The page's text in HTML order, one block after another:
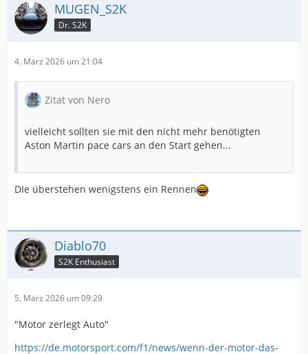
MUGEN_S2K
Dr. S2K
4. März 2026 um 21:04
Zitat von Nero
vielleicht sollten sie mit den nicht mehr benötigten
Aston Martin pace cars an den Start gehen...
DIe überstehen wenigstens ein Rennen
Diablo70
S2K Enthusiast
5. März 2026 um 09:29
"Motor zerlegt Auto"
https://de.motorsport.com/f1/news/wenn-der-motor-das-